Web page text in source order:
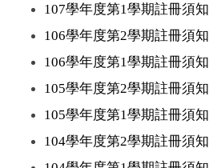
107學年度第1學期註冊須知
106學年度第2學期註冊須知
106學年度第1學期註冊須知
105學年度第2學期註冊須知
105學年度第1學期註冊須知
104學年度第2學期註冊須知